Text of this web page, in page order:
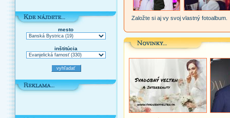
mesto
inštitúcia
Založte si aj vy svoj vlastný fotoalbum.